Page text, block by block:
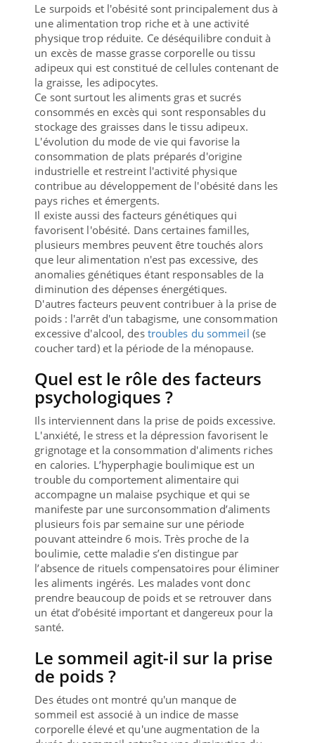
Le surpoids et l'obésité sont principalement dus à
une alimentation trop riche et à une activité
physique trop réduite. Ce déséquilibre conduit à
un excès de masse grasse corporelle ou tissu
adipeux qui est constitué de cellules contenant de
la graisse, les adipocytes.
Ce sont surtout les aliments gras et sucrés
consommés en excès qui sont responsables du
stockage des graisses dans le tissu adipeux.
L'évolution du mode de vie qui favorise la
consommation de plats préparés d'origine
industrielle et restreint l'activité physique
contribue au développement de l'obésité dans les
pays riches et émergents.
Il existe aussi des facteurs génétiques qui
favorisent l'obésité. Dans certaines familles,
plusieurs membres peuvent être touchés alors
que leur alimentation n'est pas excessive, des
anomalies génétiques étant responsables de la
diminution des dépenses énergétiques.
D'autres facteurs peuvent contribuer à la prise de
poids : l'arrêt d'un tabagisme, une consommation
excessive d'alcool, des troubles du sommeil (se
coucher tard) et la période de la ménopause.
Quel est le rôle des facteurs
psychologiques ?
Ils interviennent dans la prise de poids excessive.
L'anxiété, le stress et la dépression favorisent le
grignotage et la consommation d'aliments riches
en calories. L’hyperphagie boulimique est un
trouble du comportement alimentaire qui
accompagne un malaise psychique et qui se
manifeste par une surconsommation d’aliments
plusieurs fois par semaine sur une période
pouvant atteindre 6 mois. Très proche de la
boulimie, cette maladie s’en distingue par
l’absence de rituels compensatoires pour éliminer
les aliments ingérés. Les malades vont donc
prendre beaucoup de poids et se retrouver dans
un état d’obésité important et dangereux pour la
santé.
Le sommeil agit-il sur la prise
de poids ?
Des études ont montré qu'un manque de
sommeil est associé à un indice de masse
corporelle élevé et qu'une augmentation de la